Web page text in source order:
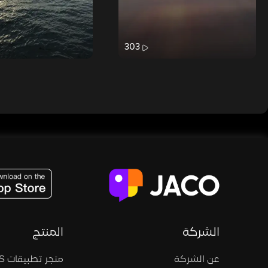
303
الشركة
عن الشركة
المنتج
متجر تطبيقات iOS